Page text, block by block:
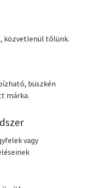
közvetlenül tőlünk.
büszkén
márka.
vagy